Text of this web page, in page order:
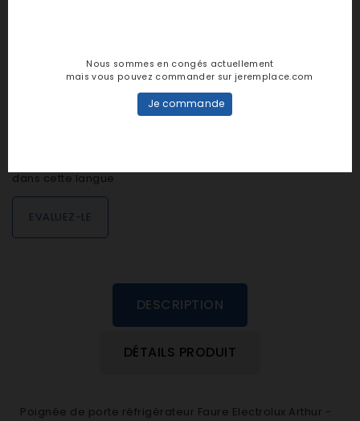
Notes et avis clients
dans cette langue
EVALUEZ-LE
DESCRIPTION
DÉTAILS PRODUIT
Poignée de porte réfrigérateur Faure Electrolux Arthur -
Nous sommes en congés actuellement
mais vous pouvez commander sur jeremplace.com
Je commande